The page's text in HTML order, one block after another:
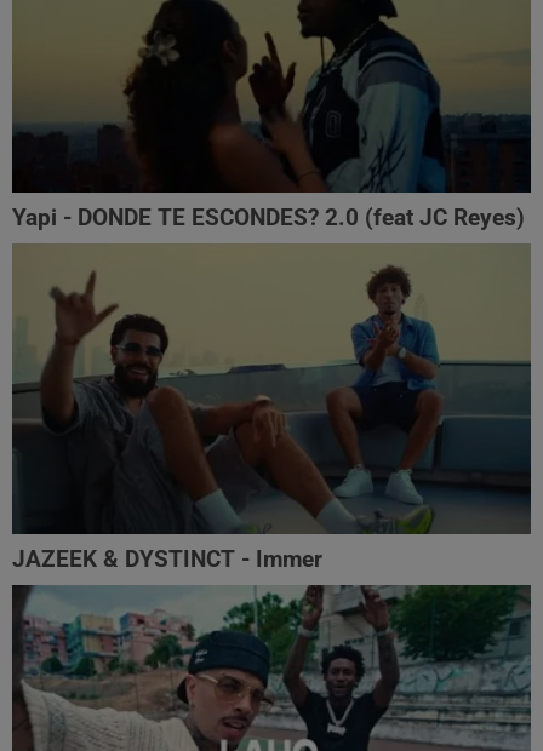
Yapi - DONDE TE ESCONDES? 2.0 (feat JC Reyes)
JAZEEK & DYSTINCT - Immer